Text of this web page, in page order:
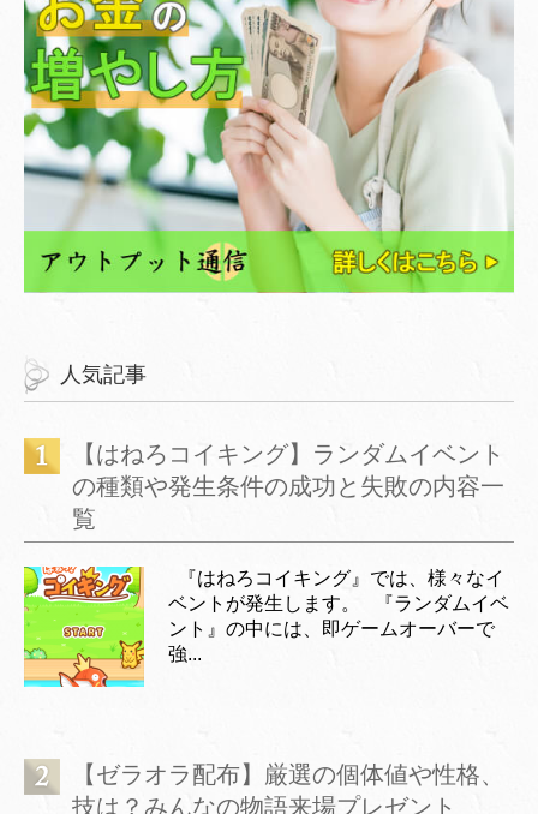
人気記事
【はねろコイキング】ランダムイベント
の種類や発生条件の成功と失敗の内容一
覧
『はねろコイキング』では、様々なイ
ベントが発生します。 『ランダムイベ
ント』の中には、即ゲームオーバーで
強...
【ゼラオラ配布】厳選の個体値や性格、
技は？みんなの物語来場プレゼント